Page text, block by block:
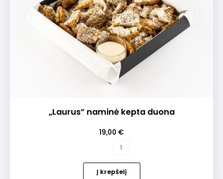
„Laurus” naminė kepta duona
19,00 €
produkto
„Laurus”
naminė
Į krepšelį